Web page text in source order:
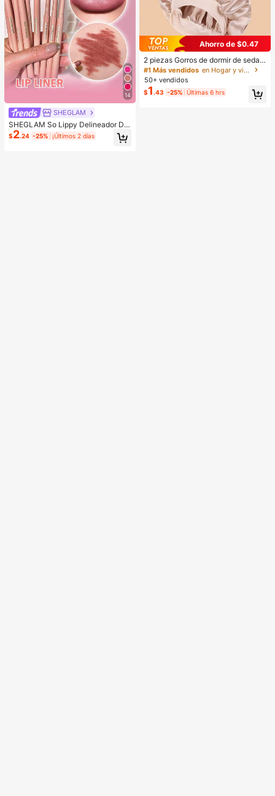
14
SHEGLAM
SHEGLAM So Lippy Delineador De
Labios-Misty Rose Lip Combo Mar
ca De Belleza CosméTica Maquillaj
$2.24 -25% ¡Últimos 2 días
Ahorro de $0.47
2 piezas Gorros de dormir de seda y
satén de lujo, unicolor, gorros elásti
cos de protección del cabello, liger
os y cómodos para usar toda la noc
he, cuidado del cabello, ducha, ajus
#1 Más vendidos
en Hogar y vida
50+ vendidos
$1.43 -25% Últimas 6 hrs